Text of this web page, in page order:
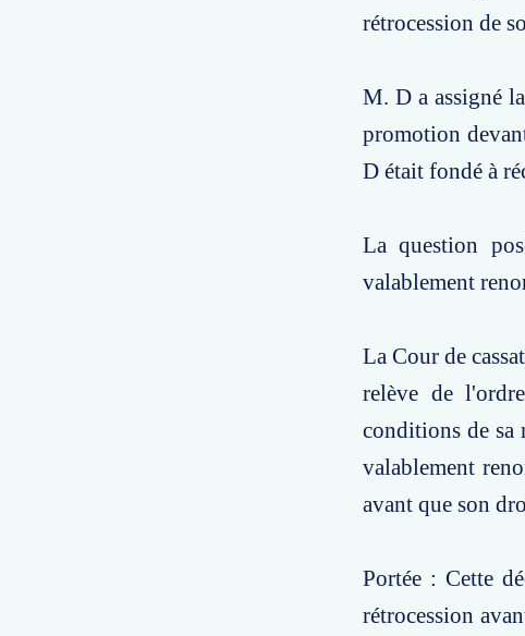
rétrocession de
M. D a assigné
promotion
D était fondé à
La question
valablement
La Cour de
relève de
conditions de sa
valablement
avant que son
Portée : Cette
rétrocession